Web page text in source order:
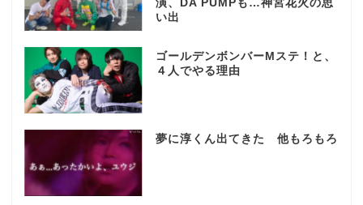
演、DA PUMPも…神宮花火の思
い出
ゴールデンボンバーMステ！と、
４人でやる理由
夢に淳くん出てきた 他もろもろ